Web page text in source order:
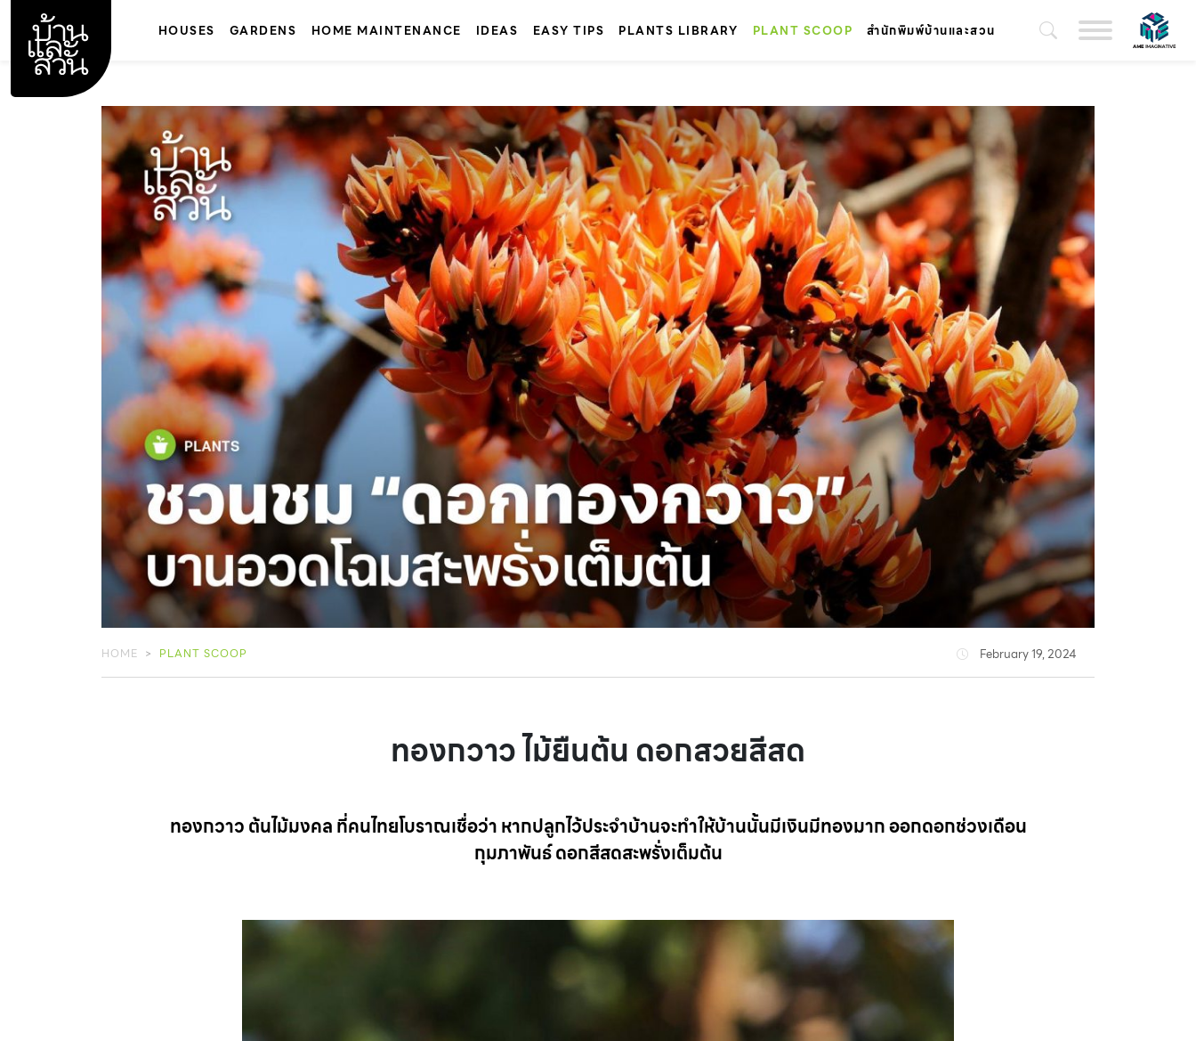
content
HOUSES GARDENS HOME MAINTENANCE IDEAS EASY TIPS PLANTS LIBRARY PLANT SCOOP สำนักพิมพ์บ้านและสวน
HOME PLANT SCOOP February 19, 2024
ทองกวาว ไม้ยืนต้น ดอกสวยสีสด
ทองกวาวต้นไม้มงคล ที่คนไทยโบราณเชื่อว่า หากปลูกไว้ประจำบ้านจะทำให้บ้านนั้นมีเงินมีทองมาก ออกดอกช่วงเดือน
กุมภาพันธ์ ดอกสีสดสะพรั่งเต็มต้น